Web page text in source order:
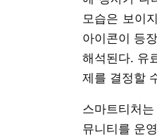
모습은 보이
아이콘이 등
해석된다. 유
제를 결정할
스마트티처는
뮤니티를 운